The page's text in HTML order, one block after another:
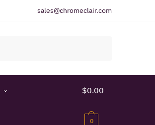
sales@chromeclair.com
$0.00
0